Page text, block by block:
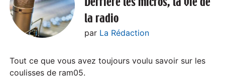
la radio
par La Rédaction
Tout ce que vous avez toujours voulu savoir sur les
coulisses de ram05.